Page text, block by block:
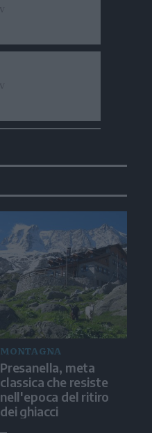
MONTAGNA
Presanella, meta
classica che resiste
nell'epoca del ritiro
dei ghiacci